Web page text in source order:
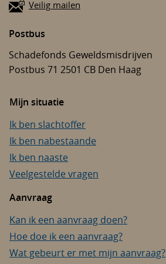
Veilig mailen
Postbus
Schadefonds Geweldsmisdrijven
Postbus 71 2501 CB Den Haag
Mijn situatie
Ik ben slachtoffer
Ik ben nabestaande
Ik ben naaste
Veelgestelde vragen
Aanvraag
Kan ik een aanvraag doen?
Hoe doe ik een aanvraag?
Wat gebeurt er met mijn aanvraag?